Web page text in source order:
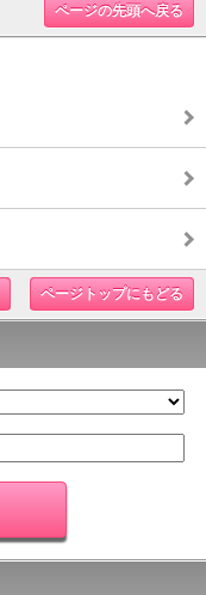
ページの先頭へ戻る
ページトップにもどる